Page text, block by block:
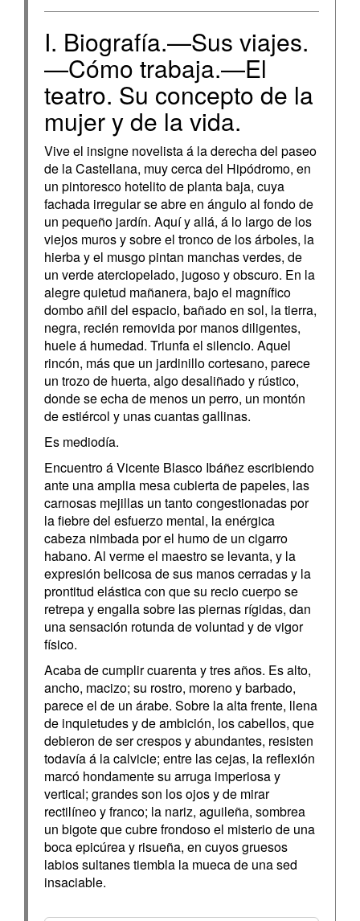
I. Biografía.—Sus viajes.
—Cómo trabaja.—El
teatro. Su concepto de la
mujer y de la vida.
Vive el insigne novelista á la derecha del paseo
de la Castellana, muy cerca del Hipódromo, en
un pintoresco hotelito de planta baja, cuya
fachada irregular se abre en ángulo al fondo de
un pequeño jardín. Aquí y allá, á lo largo de los
viejos muros y sobre el tronco de los árboles, la
hierba y el musgo pintan manchas verdes, de
un verde aterciopelado, jugoso y obscuro. En la
alegre quietud mañanera, bajo el magnífico
dombo añil del espacio, bañado en sol, la tierra,
negra, recién removida por manos diligentes,
huele á humedad. Triunfa el silencio. Aquel
rincón, más que un jardinillo cortesano, parece
un trozo de huerta, algo desaliñado y rústico,
donde se echa de menos un perro, un montón
de estiércol y unas cuantas gallinas.
Es mediodía.
Encuentro á Vicente Blasco Ibáñez escribiendo
ante una amplia mesa cubierta de papeles, las
carnosas mejillas un tanto congestionadas por
la fiebre del esfuerzo mental, la enérgica
cabeza nimbada por el humo de un cigarro
habano. Al verme el maestro se levanta, y la
expresión belicosa de sus manos cerradas y la
prontitud elástica con que su recio cuerpo se
retrepa y engalla sobre las piernas rígidas, dan
una sensación rotunda de voluntad y de vigor
físico.
Acaba de cumplir cuarenta y tres años. Es alto,
ancho, macizo; su rostro, moreno y barbado,
parece el de un árabe. Sobre la alta frente, llena
de inquietudes y de ambición, los cabellos, que
debieron de ser crespos y abundantes, resisten
todavía á la calvicie; entre las cejas, la reflexión
marcó hondamente su arruga imperiosa y
vertical; grandes son los ojos y de mirar
rectilíneo y franco; la nariz, aguileña, sombrea
un bigote que cubre frondoso el misterio de una
boca epicúrea y risueña, en cuyos gruesos
labios sultanes tiembla la mueca de una sed
insaciable.